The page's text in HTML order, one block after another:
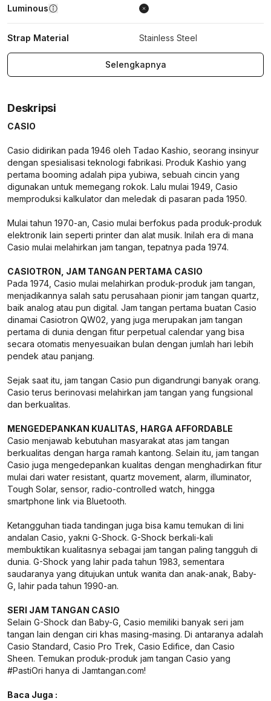
Luminous
Strap Material Stainless Steel
Selengkapnya
Deskripsi
CASIO
Casio didirikan pada 1946 oleh Tadao Kashio, seorang insinyur
dengan spesialisasi teknologi fabrikasi. Produk Kashio yang
pertama booming adalah pipa yubiwa, sebuah cincin yang
digunakan untuk memegang rokok. Lalu mulai 1949, Casio
memproduksi kalkulator dan meledak di pasaran pada 1950.
Mulai tahun 1970-an, Casio mulai berfokus pada produk-produk
elektronik lain seperti printer dan alat musik. Inilah era di mana
Casio mulai melahirkan jam tangan, tepatnya pada 1974.
CASIOTRON, JAM TANGAN PERTAMA CASIO
Pada 1974, Casio mulai melahirkan produk-produk jam tangan,
menjadikannya salah satu perusahaan pionir jam tangan quartz,
baik analog atau pun digital. Jam tangan pertama buatan Casio
dinamai Casiotron QW02, yang juga merupakan jam tangan
pertama di dunia dengan fitur perpetual calendar yang bisa
secara otomatis menyesuaikan bulan dengan jumlah hari lebih
pendek atau panjang.
Sejak saat itu, jam tangan Casio pun digandrungi banyak orang.
Casio terus berinovasi melahirkan jam tangan yang fungsional
dan berkualitas.
MENGEDEPANKAN KUALITAS, HARGA AFFORDABLE
Casio menjawab kebutuhan masyarakat atas jam tangan
berkualitas dengan harga ramah kantong. Selain itu, jam tangan
Casio juga mengedepankan kualitas dengan menghadirkan fitur
mulai dari water resistant, quartz movement, alarm, illuminator,
Tough Solar, sensor, radio-controlled watch, hingga
smartphone link via Bluetooth.
Ketangguhan tiada tandingan juga bisa kamu temukan di lini
andalan Casio, yakni G-Shock. G-Shock berkali-kali
membuktikan kualitasnya sebagai jam tangan paling tangguh di
dunia. G-Shock yang lahir pada tahun 1983, sementara
saudaranya yang ditujukan untuk wanita dan anak-anak, Baby-
G, lahir pada tahun 1990-an.
SERI JAM TANGAN CASIO
Selain G-Shock dan Baby-G, Casio memiliki banyak seri jam
tangan lain dengan ciri khas masing-masing. Di antaranya adalah
Casio Standard, Casio Pro Trek, Casio Edifice, dan Casio
Sheen. Temukan produk-produk jam tangan Casio yang
#PastiOri hanya di Jamtangan.com!
Baca Juga :